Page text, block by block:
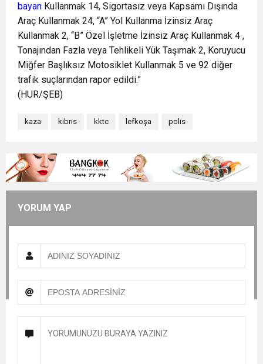
bayan Kullanmak 14, Sigortasız veya Kapsamı Dışında
Araç Kullanmak 24, “A” Yol Kullanma İzinsiz Araç
Kullanmak 2, “B” Özel İşletme İzinsiz Araç Kullanmak 4 ,
Tonajından Fazla veya Tehlikeli Yük Taşımak 2, Koruyucu
Miğfer Başlıksız Motosiklet Kullanmak 5 ve 92 diğer
trafik suçlarından rapor edildi.”
(HUR/ŞEB)
kaza kıbrıs kktc lefkoşa polis
YORUM YAP